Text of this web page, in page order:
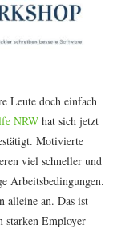
Leute doch einfach
NRW hat sich jetzt
Motivierte
viel schneller und
Arbeitsbedingungen.
alleine an. Das ist
starken Employer